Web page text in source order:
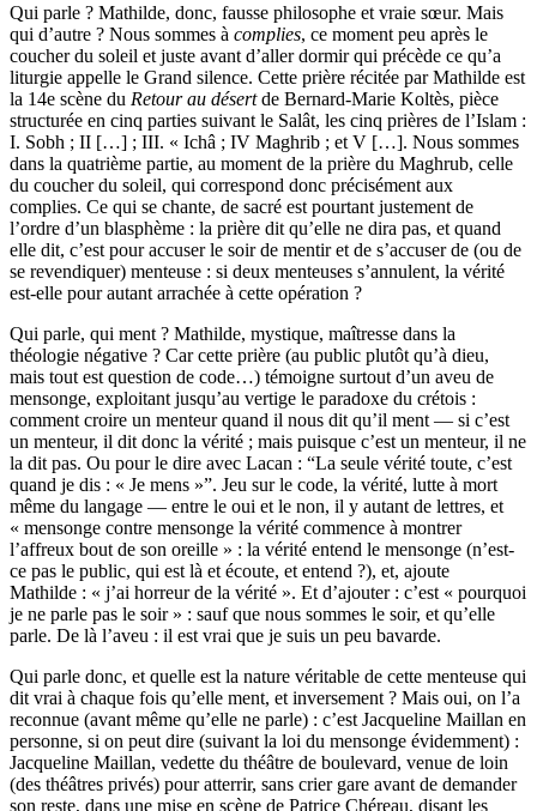
Qui parle ? Mathilde, donc, fausse philosophe et vraie sœur. Mais
qui d’autre ? Nous sommes à complies, ce moment peu après le
coucher du soleil et juste avant d’aller dormir qui précède ce qu’a
liturgie appelle le Grand silence. Cette prière récitée par Mathilde est
la 14e scène du Retour au désertde Bernard-Marie Koltès, pièce
structurée en cinq parties suivant le Salât, les cinq prières de l’Islam :
I. Sobh ; II […] ; III. « Ichâ ; IV Maghrib ; et V […]. Nous sommes
dans la quatrième partie, au moment de la prière du Maghrub, celle
du coucher du soleil, qui correspond donc précisément aux
complies. Ce qui se chante, de sacré est pourtant justement de
l’ordre d’un blasphème : la prière dit qu’elle ne dira pas, et quand
elle dit, c’est pour accuser le soir de mentir et de s’accuser de (ou de
se revendiquer) menteuse : si deux menteuses s’annulent, la vérité
est-elle pour autant arrachée à cette opération ?
Qui parle, qui ment ? Mathilde, mystique, maîtresse dans la
théologie négative ? Car cette prière (au public plutôt qu’à dieu,
mais tout est question de code…) témoigne surtout d’un aveu de
mensonge, exploitant jusqu’au vertige le paradoxe du crétois :
comment croire un menteur quand il nous dit qu’il ment — si c’est
un menteur, il dit donc la vérité ; mais puisque c’est un menteur, il ne
la dit pas. Ou pour le dire avec Lacan : “La seule vérité toute, c’est
quand je dis : « Je mens »”. Jeu sur le code, la vérité, lutte à mort
même du langage — entre le oui et le non, il y autant de lettres, et
« mensonge contre mensonge la vérité commence à montrer
l’affreux bout de son oreille » : la vérité entend le mensonge (n’est-
ce pas le public, qui est là et écoute, et entend ?), et, ajoute
Mathilde : « j’ai horreur de la vérité ». Et d’ajouter : c’est « pourquoi
je ne parle pas le soir » : sauf que nous sommes le soir, et qu’elle
parle. De là l’aveu : il est vrai que je suis un peu bavarde.
Qui parle donc, et quelle est la nature véritable de cette menteuse qui
dit vrai à chaque fois qu’elle ment, et inversement ? Mais oui, on l’a
reconnue (avant même qu’elle ne parle) : c’est Jacqueline Maillan en
personne, si on peut dire (suivant la loi du mensonge évidemment) :
Jacqueline Maillan, vedette du théâtre de boulevard, venue de loin
(des théâtres privés) pour atterrir, sans crier gare avant de demander
son reste, dans une mise en scène de Patrice Chéreau, disant les